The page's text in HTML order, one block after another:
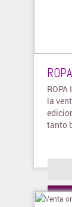
ROPA
la
tanto